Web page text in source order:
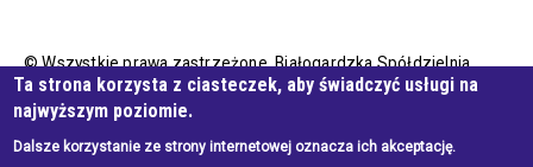
© Wszystkie prawa zastrzeżone, Białogardzka Spółdzielnia
Mieszkaniowa
Ta strona korzysta z ciasteczek, aby świadczyć usługi na
najwyższym poziomie.
Dalsze korzystanie ze strony internetowej oznacza ich akceptację.